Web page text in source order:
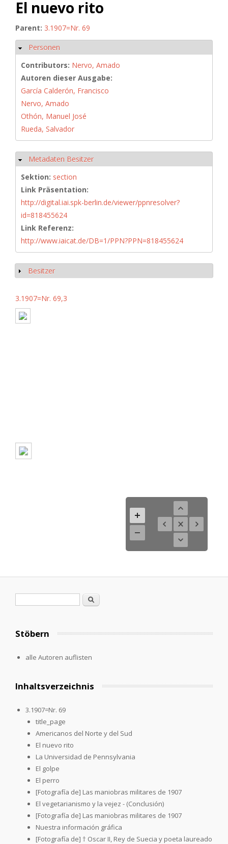
El nuevo rito
Parent: 3.1907=Nr. 69
Hide
Personen
Contributors: Nervo, Amado
Autoren dieser Ausgabe:
García Calderón, Francisco
Nervo, Amado
Othón, Manuel José
Rueda, Salvador
Hide
Metadaten Besitzer
Sektion: section
Link Präsentation:
http://digital.iai.spk-berlin.de/viewer/ppnresolver?
id=818455624
Link Referenz:
http://www.iaicat.de/DB=1/PPN?PPN=818455624
Show
Besitzer
3.1907=Nr. 69,3
Search
Stöbern
alle Autoren auflisten
Inhaltsverzeichnis
3.1907=Nr. 69
title_page
Americanos del Norte y del Sud
El nuevo rito
La Universidad de Pennsylvania
El golpe
El perro
[Fotografía de] Las maniobras militares de 1907
El vegetarianismo y la vejez - (Conclusión)
[Fotografía de] Las maniobras militares de 1907
Nuestra información gráfica
[Fotografía de] † Oscar II, Rey de Suecia y poeta laureado